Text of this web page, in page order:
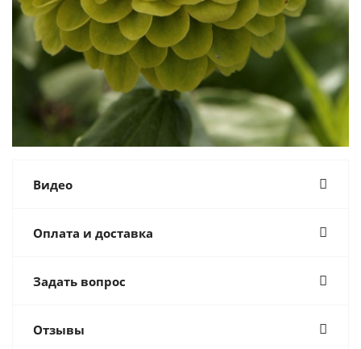
Видео
Оплата и доставка
Задать вопрос
Отзывы